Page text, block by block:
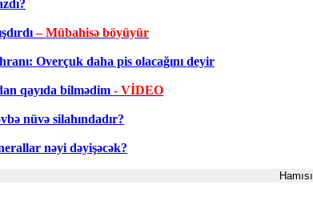
– Mübahisə böyüyür
Overçuk daha pis olacağını deyir
qayıda bilmədim - VİDEO
nüvə silahındadır?
nəyi dəyişəcək?
Hamısı